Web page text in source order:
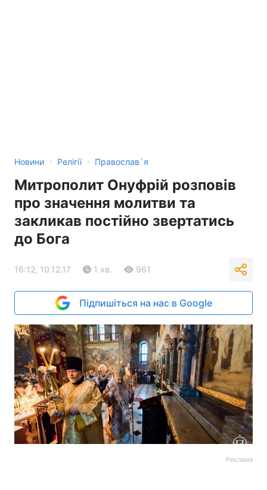
Новини › Релігії › Православ`я
Митрополит Онуфрій розповів
про значення молитви та
закликав постійно звертатись
до Бога
16:12, 10.12.17 1 хв. 961
Підпишіться на нас в Google
Реклама